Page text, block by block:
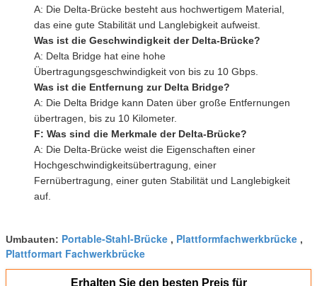
A: Die Delta-Brücke besteht aus hochwertigem Material,
das eine gute Stabilität und Langlebigkeit aufweist.
Was ist die Geschwindigkeit der Delta-Brücke?
A: Delta Bridge hat eine hohe
Übertragungsgeschwindigkeit von bis zu 10 Gbps.
Was ist die Entfernung zur Delta Bridge?
A: Die Delta Bridge kann Daten über große Entfernungen
übertragen, bis zu 10 Kilometer.
F: Was sind die Merkmale der Delta-Brücke?
A: Die Delta-Brücke weist die Eigenschaften einer
Hochgeschwindigkeitsübertragung, einer
Fernübertragung, einer guten Stabilität und Langlebigkeit
auf.
Umbauten: Portable-Stahl-Brücke , Plattformfachwerkbrücke ,
Plattformart Fachwerkbrücke
Erhalten Sie den besten Preis für